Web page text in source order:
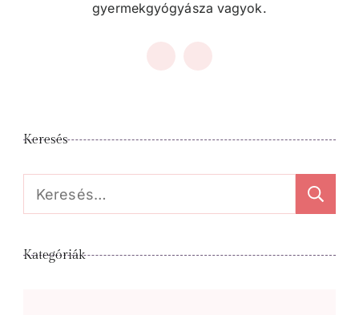
gyermekgyógyásza vagyok.
Keresés
Keresés:
Kategóriák